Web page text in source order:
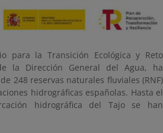
para la Transición Ecológica y Reto
la Dirección General del Agua, ha
248 reservas naturales fluviales (RNF)
hidrográficas españolas. Hasta el
hidrográfica del Tajo se han